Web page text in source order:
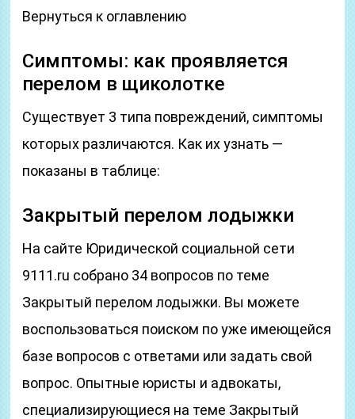
Вернуться к оглавлению
Симптомы: как проявляется
перелом в щиколотке
Существует 3 типа повреждений, симптомы
которых различаются. Как их узнать —
показаны в таблице:
Закрытый перелом лодыжки
На сайте Юридической социальной сети
9111.ru собрано 34 вопросов по теме
Закрытый перелом лодыжки. Вы можете
воспользоваться поиском по уже имеющейся
базе вопросов с ответами или задать свой
вопрос. Опытные юристы и адвокаты,
специализирующиеся на теме Закрытый